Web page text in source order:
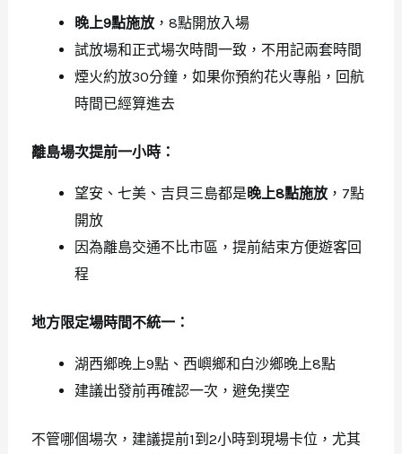
晚上9點施放，8點開放入場
試放場和正式場次時間一致，不用記兩套時間
煙火約放30分鐘，如果你預約花火專船，回航
時間已經算進去
離島場次提前一小時：
望安、七美、吉貝三島都是晚上8點施放，7點
開放
因為離島交通不比市區，提前結束方便遊客回
程
地方限定場時間不統一：
湖西鄉晚上9點、西嶼鄉和白沙鄉晚上8點
建議出發前再確認一次，避免撲空
不管哪個場次，建議提前1到2小時到現場卡位，尤其